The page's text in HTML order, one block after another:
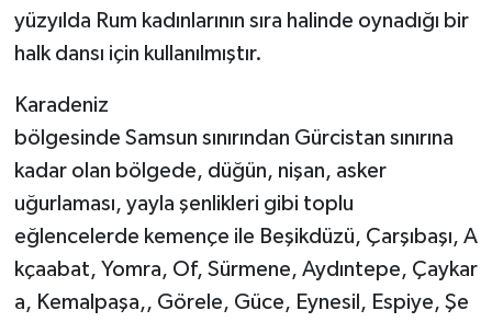
yüzyılda Rum kadınlarının sıra halinde oynadığı bir
halk dansı için kullanılmıştır.
Karadeniz
bölgesinde Samsun sınırından Gürcistan sınırına
kadar olan bölgede, düğün, nişan, asker
uğurlaması, yayla şenlikleri gibi toplu
eğlencelerde kemençe ile Beşikdüzü, Çarşıbaşı, A
kçaabat, Yomra, Of, Sürmene, Aydıntepe, Çaykar
a, Kemalpaşa,, Görele, Güce, Eynesil, Espiye, Şe